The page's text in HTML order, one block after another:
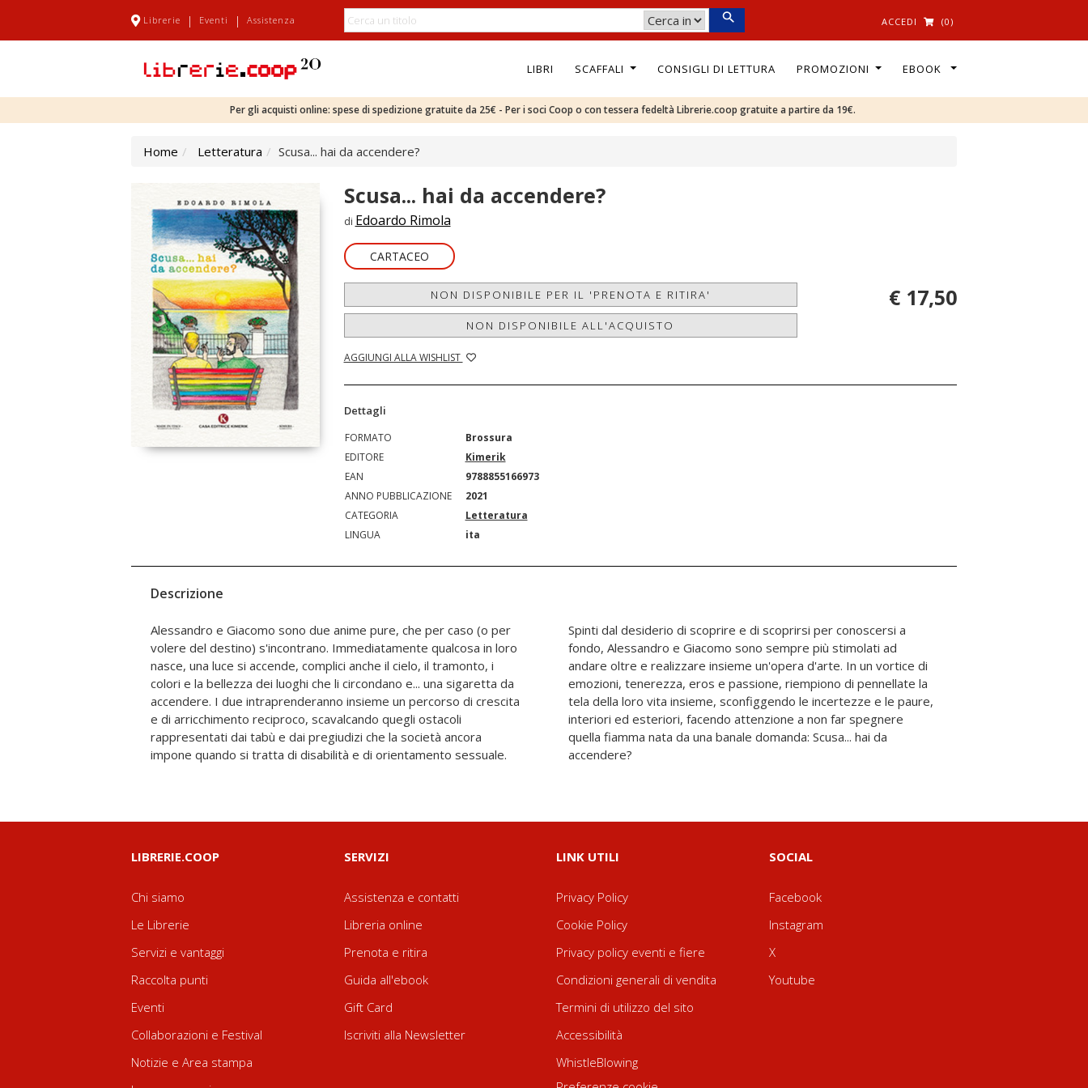
Librerie | Eventi | Assistenza ACCEDI (0)
LIBRI SCAFFALI CONSIGLI DI LETTURA PROMOZIONI EBOOK
Per gli acquisti online: spese di spedizione gratuite da 25€ - Per i soci Coop o con tessera fedeltà Librerie.coop gratuite a partire da 19€.
Home Letteratura Scusa... hai da accendere?
Scusa... hai da accendere?
di Edoardo Rimola
CARTACEO
NON DISPONIBILE PER IL 'PRENOTA E RITIRA'
NON DISPONIBILE ALL'ACQUISTO
AGGIUNGI ALLA WISHLIST
€ 17,50
Dettagli
FORMATO
Brossura
EDITORE
Kimerik
EAN
9788855166973
ANNO PUBBLICAZIONE
2021
CATEGORIA
Letteratura
LINGUA
ita
Descrizione
Alessandro e Giacomo sono due anime pure, che per caso (o per
volere del destino) s'incontrano. Immediatamente qualcosa in loro
nasce, una luce si accende, complici anche il cielo, il tramonto, i
colori e la bellezza dei luoghi che li circondano e... una sigaretta da
accendere. I due intraprenderanno insieme un percorso di crescita
e di arricchimento reciproco, scavalcando quegli ostacoli
rappresentati dai tabù e dai pregiudizi che la società ancora
impone quando si tratta di disabilità e di orientamento sessuale.
Spinti dal desiderio di scoprire e di scoprirsi per conoscersi a
fondo, Alessandro e Giacomo sono sempre più stimolati ad
andare oltre e realizzare insieme un'opera d'arte. In un vortice di
emozioni, tenerezza, eros e passione, riempiono di pennellate la
tela della loro vita insieme, sconfiggendo le incertezze e le paure,
interiori ed esteriori, facendo attenzione a non far spegnere
quella fiamma nata da una banale domanda: Scusa... hai da
accendere?
LIBRERIE.COOP
Chi siamo
Le Librerie
Servizi e vantaggi
Raccolta punti
Eventi
Collaborazioni e Festival
Notizie e Area stampa
SERVIZI
Assistenza e contatti
Libreria online
Prenota e ritira
Guida all'ebook
Gift Card
Iscriviti alla Newsletter
LINK UTILI
Privacy Policy
Cookie Policy
Privacy policy eventi e fiere
Condizioni generali di vendita
Termini di utilizzo del sito
Accessibilità
WhistleBlowing
SOCIAL
Facebook
Instagram
X
Youtube